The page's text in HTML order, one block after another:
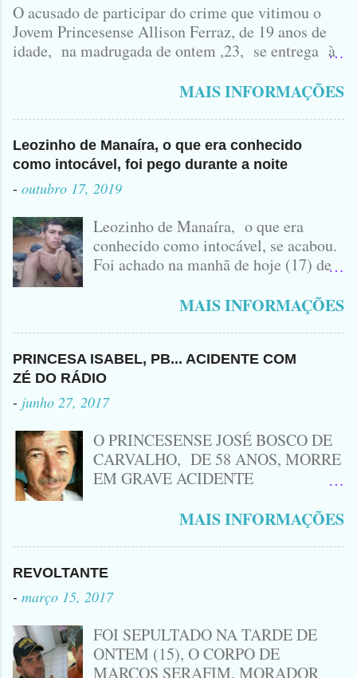
O acusado de participar do crime que vitimou o
Jovem Princesense Allison Ferraz, de 19 anos de
idade, na madrugada de ontem ,23, se entrega à
vulgo ( CORRÓ ) falou como tudo aconteceu ...
MAIS INFORMAÇÕES
Leozinho de Manaíra, o que era conhecido
como intocável, foi pego durante a noite
- outubro 17, 2019
Leozinho de Manaíra, o que era
conhecido como intocável, se acabou.
Foi achado na manhã de hoje (17) de
no Sertão da Paraíba, o Lendário
Leozinho . Segundo informações , o
Criminoso Leonardo, 22 anos, foi
atingido com disparo de calibre 12. O
Procurado pela Justiça havia matado
a Namorada dele, Fabrícia Nogueira ,
Peixeira. Ele deu mais de 10 Facadas
na Adolescente.
MAIS INFORMAÇÕES
PRINCESA ISABEL, PB... ACIDENTE COM
ZÉ DO RÁDIO
- junho 27, 2017
O PRINCESENSE JOSÉ BOSCO DE
CARVALHO, DE 58 ANOS, MORRE
EM GRAVE ACIDENTE
CINQUENTINHA SHINERAY E UM
VEÍCULO MONTANA, TRAGÉDIA
ACONTECEU AGORA A TARDE
PRÓXIMO A ENTRADA DE LAGOA
DA CRUZ, A VÍTIMA CONHECIDA
NO LOCAL... ZÉ DO RÁDIO COMO
ERA CONHECIDO TRABALHAVA
HÁ MUITOS ANOS COM
MAIS INFORMAÇÕES
REVOLTANTE
- março 15, 2017
FOI SEPULTADO NA TARDE DE
ONTEM (15), O CORPO DE
MARCOS SERAFIM, MORADOR